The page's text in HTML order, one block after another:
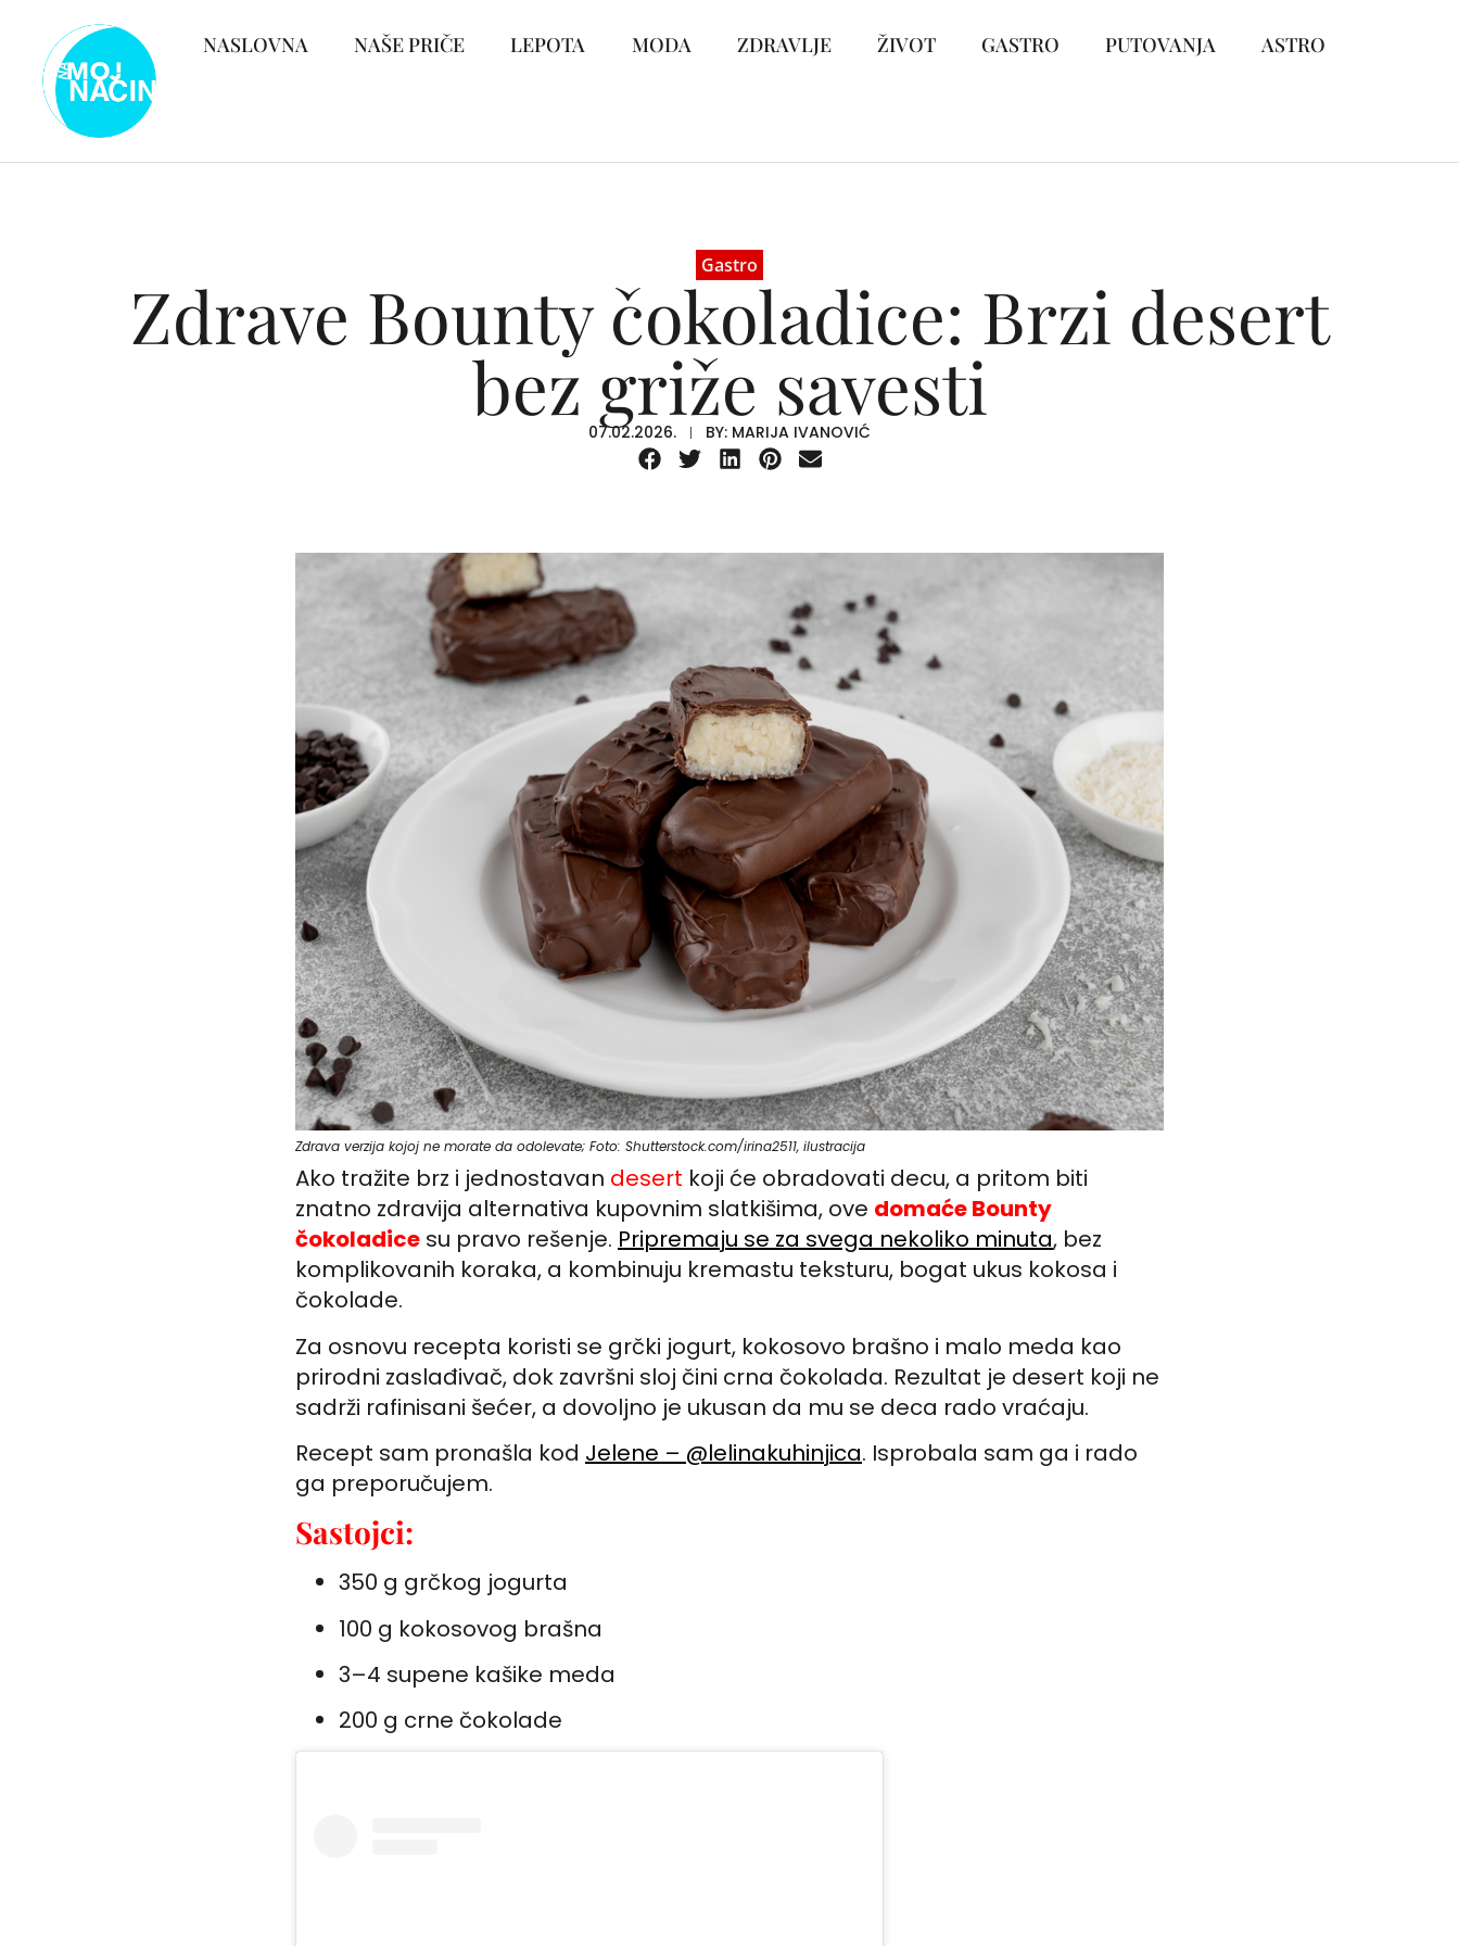
NASLOVNA NAŠE PRIČE LEPOTA MODA ZDRAVLJE ŽIVOT GASTRO PUTOVANJA ASTRO
Gastro
Zdrave Bounty čokoladice: Brzi desert
bez griže savesti
07.02.2026. BY:MARIJA IVANOVIĆ
Zdrava verzija kojoj ne morate da odolevate; Foto: Shutterstock.com/irina2511, ilustracija
Ako tražite brz i jednostavan desert koji će obradovati decu, a pritom biti
znatno zdravija alternativa kupovnim slatkišima, ove domaće Bounty
čokoladice su pravo rešenje. Pripremaju se za svega nekoliko minuta, bez
komplikovanih koraka, a kombinuju kremastu teksturu, bogat ukus kokosa i
čokolade.
Za osnovu recepta koristi se grčki jogurt, kokosovo brašno i malo meda kao
prirodni zaslađivač, dok završni sloj čini crna čokolada. Rezultat je desert koji ne
sadrži rafinisani šećer, a dovoljno je ukusan da mu se deca rado vraćaju.
Recept sam pronašla kod Jelene – @lelinakuhinjica. Isprobala sam ga i rado
ga preporučujem.
Sastojci:
350 g grčkog jogurta
100 g kokosovog brašna
3–4 supene kašike meda
200 g crne čokolade